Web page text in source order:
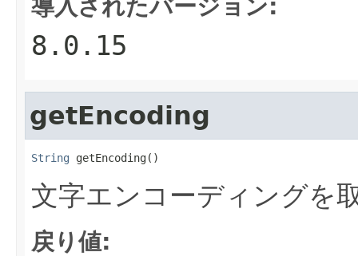
導入されたバージョン:
8.0.15
getEncoding
String getEncoding()
文字エンコーディングを
戻り値: